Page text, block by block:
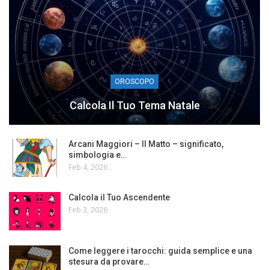
OROSCOPO
Calcola Il Tuo Tema Natale
Arcani Maggiori – Il Matto – significato,
simbologia e…
Feb 4, 2026
Calcola il Tuo Ascendente
Feb 3, 2026
Come leggere i tarocchi: guida semplice e una
stesura da provare…